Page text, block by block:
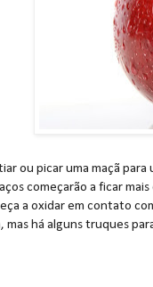
ou picar uma maçã
começarão a ficar
a oxidar em contato
mas há alguns truques